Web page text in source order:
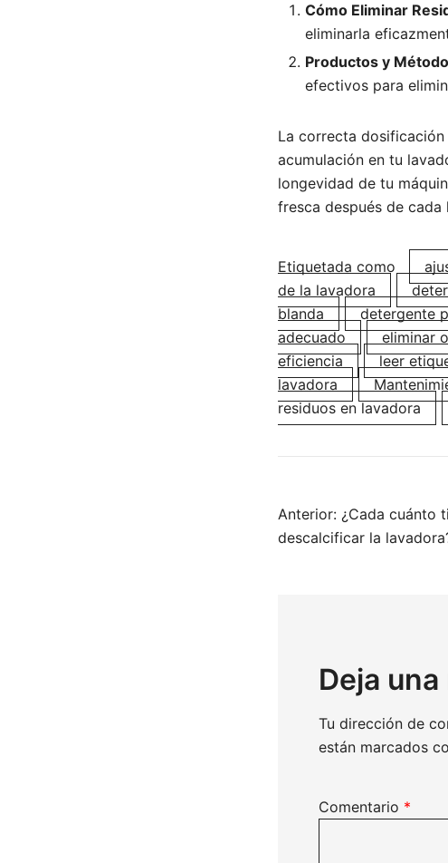
Cómo Eliminar
eliminarla
Productos y
efectivos para
La correcta
acumulación en tu
longevidad de tu
fresca después de cada
Etiquetada como
de la lavadora
blanda
detergente
adecuado
eliminar
eficiencia
leer
lavadora
residuos en lavadora
Anterior: ¿Cada cuánto
descalcificar la
Deja
Tu dirección de
están marcados
Comentario *